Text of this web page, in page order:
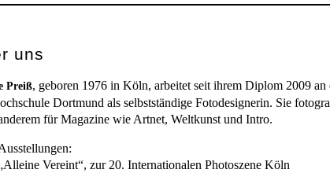
uns
Preiß, geboren 1976 in Köln, arbeitet seit ihrem Diplom 2009 an
Dortmund als selbstständige Fotodesignerin. Sie
für Magazine wie Artnet, Weltkunst und Intro.
Vereint“, zur 20. Internationalen Photoszene Köln